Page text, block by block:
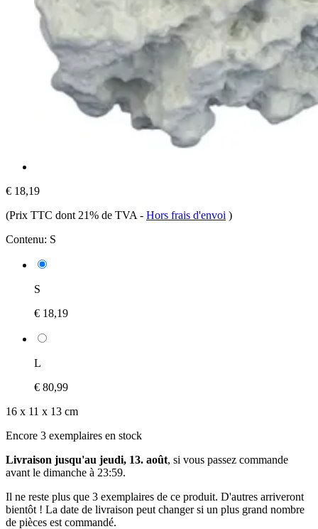
€ 18,19
(Prix TTC dont 21% de TVA - Hors frais d'envoi )
Contenu: S
S
€ 18,19
L
€ 80,99
16 x 11 x 13 cm
Encore 3 exemplaires en stock
Livraison jusqu'au jeudi, 13. août, si vous passez commande
avant le dimanche à 23:59.
Il ne reste plus que 3 exemplaires de ce produit. D'autres arriveront
bientôt ! La date de livraison peut changer si un plus grand nombre
de pièces est commandé.